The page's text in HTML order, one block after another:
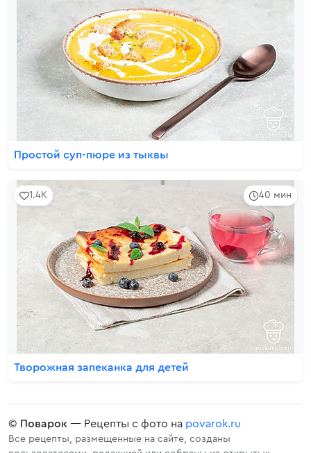
Простой суп-пюре из тыквы
40 мин
1.4K
Творожная запеканка для детей
© Поварок — Рецепты с фото на povarok.ru
Все рецепты, размещенные на сайте, созданы